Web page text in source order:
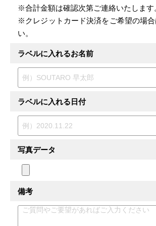
※合計金額は確認次第ご連絡いたします
※クレジットカード決済をご希望の場合
い。
ラベルに入れるお名前
ラベルに入れる日付
写真データ
備考